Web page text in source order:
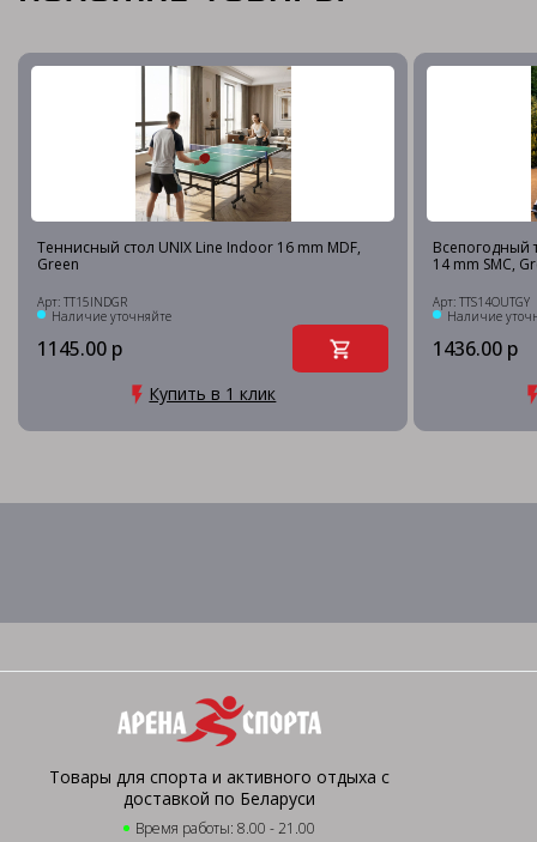
Теннисный стол UNIX Line Indoor 16 mm MDF,
Green
Арт: TT15INDGR
Наличие уточняйте
1145.00 р
Купить в 1 клик
Всепогодный
14 mm SMC,
Арт: TTS14OUTGY
Наличие
1436.00 р
Товары для спорта и активного отдыха с
доставкой по Беларуси
Время работы: 8.00 - 21.00